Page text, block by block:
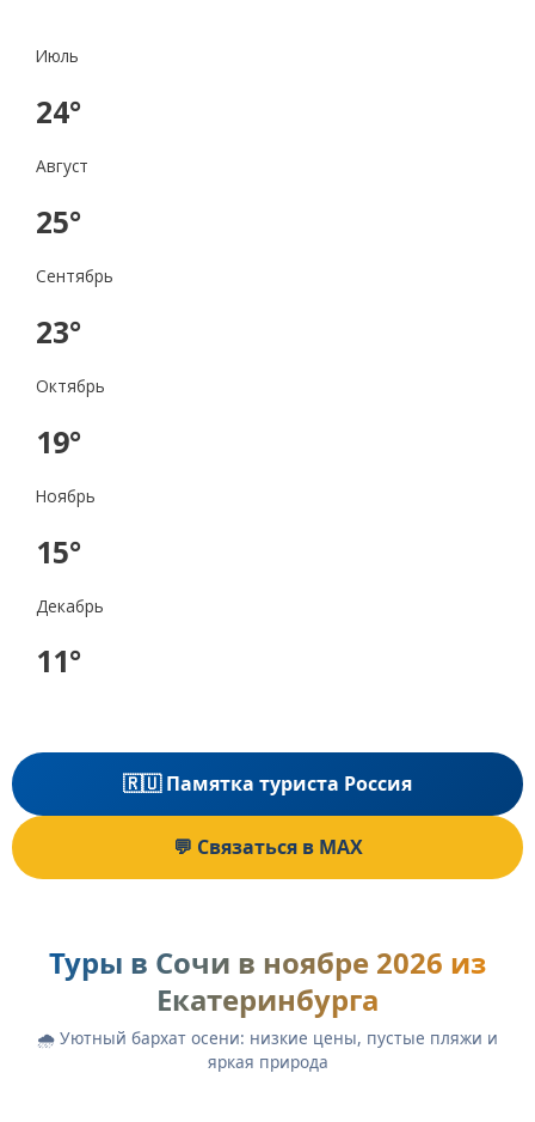
Июль
24°
Август
25°
Сентябрь
23°
Октябрь
19°
Ноябрь
15°
Декабрь
11°
🇷🇺 Памятка туриста Россия
💬 Связаться в MAX
Туры в Сочи в ноябре 2026 из
Екатеринбурга
🌧️ Уютный бархат осени: низкие цены, пустые пляжи и
яркая природа